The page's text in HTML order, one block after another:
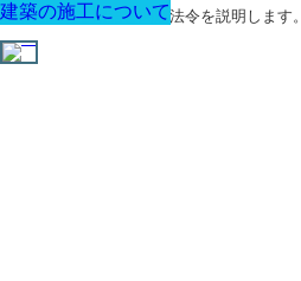
建築に関する用語と関連法令を説明します。
建築の施工について
建築の施工について
建築の施工について
建築の施工について
建築の施工について
建築の施工について
建築の施工について